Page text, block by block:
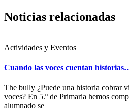
Noticias relacionadas
Actividades y Eventos
Cuando las voces cuentan
The bully ¿Puede una historia cobrar
voces? En 5.º de Primaria hemos
alumnado se